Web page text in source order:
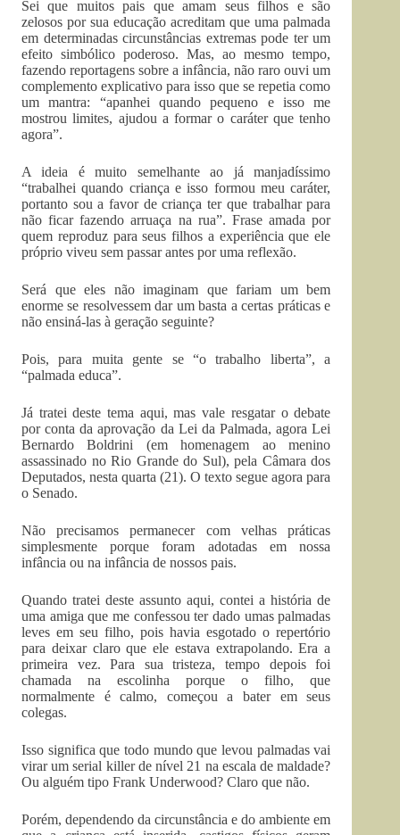
Sei que muitos pais que amam seus filhos e são
zelosos por sua educação acreditam que uma palmada
em determinadas circunstâncias extremas pode ter um
efeito simbólico poderoso. Mas, ao mesmo tempo,
fazendo reportagens sobre a infância, não raro ouvi um
complemento explicativo para isso que se repetia como
um mantra: “apanhei quando pequeno e isso me
mostrou limites, ajudou a formar o caráter que tenho
agora”.
A ideia é muito semelhante ao já manjadíssimo
“trabalhei quando criança e isso formou meu caráter,
portanto sou a favor de criança ter que trabalhar para
não ficar fazendo arruaça na rua”. Frase amada por
quem reproduz para seus filhos a experiência que ele
próprio viveu sem passar antes por uma reflexão.
Será que eles não imaginam que fariam um bem
enorme se resolvessem dar um basta a certas práticas e
não ensiná-las à geração seguinte?
Pois, para muita gente se “o trabalho liberta”, a
“palmada educa”.
Já tratei deste tema aqui, mas vale resgatar o debate
por conta da aprovação da Lei da Palmada, agora Lei
Bernardo Boldrini (em homenagem ao menino
assassinado no Rio Grande do Sul), pela Câmara dos
Deputados, nesta quarta (21). O texto segue agora para
o Senado.
Não precisamos permanecer com velhas práticas
simplesmente porque foram adotadas em nossa
infância ou na infância de nossos pais.
Quando tratei deste assunto aqui, contei a história de
uma amiga que me confessou ter dado umas palmadas
leves em seu filho, pois havia esgotado o repertório
para deixar claro que ele estava extrapolando. Era a
primeira vez. Para sua tristeza, tempo depois foi
chamada na escolinha porque o filho, que
normalmente é calmo, começou a bater em seus
colegas.
Isso significa que todo mundo que levou palmadas vai
virar um serial killer de nível 21 na escala de maldade?
Ou alguém tipo Frank Underwood? Claro que não.
Porém, dependendo da circunstância e do ambiente em